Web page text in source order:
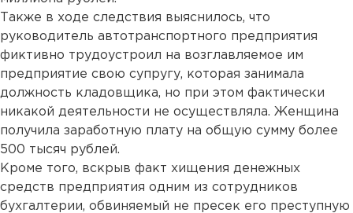
Также в ходе следствия выяснилось, что
руководитель автотранспортного предприятия
фиктивно трудоустроил на возглавляемое им
предприятие свою супругу, которая занимала
должность кладовщика, но при этом фактически
никакой деятельности не осуществляла. Женщина
получила заработную плату на общую сумму более
500 тысяч рублей.
Кроме того, вскрыв факт хищения денежных
средств предприятия одним из сотрудников
бухгалтерии, обвиняемый не пресек его преступную